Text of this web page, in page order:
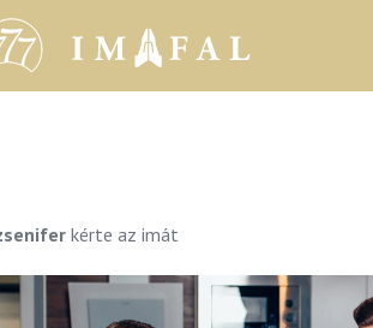
kérte az imát